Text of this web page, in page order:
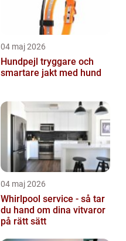
04 maj 2026
Hundpejl tryggare och
smartare jakt med hund
04 maj 2026
Whirlpool service - så tar
du hand om dina vitvaror
på rätt sätt